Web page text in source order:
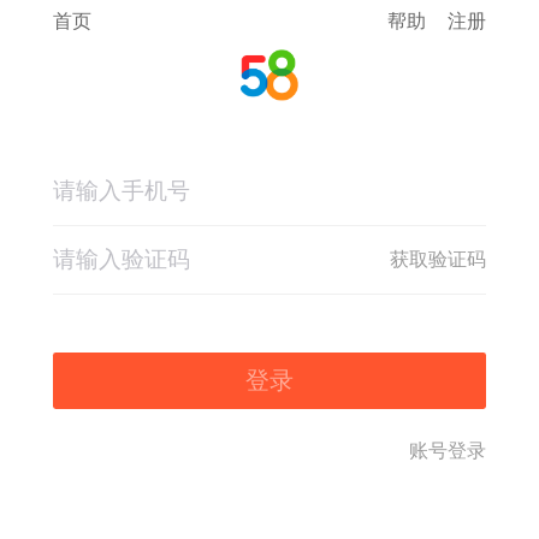
首页 帮助 注册
获取验证码
登录
账号登录